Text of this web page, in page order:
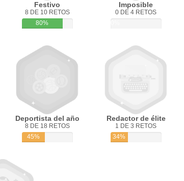
Festivo
8 DE 10 RETOS
80%
Imposible
0 DE 4 RETOS
Deportista del año
8 DE 18 RETOS
45%
Redactor de élite
1 DE 3 RETOS
34%